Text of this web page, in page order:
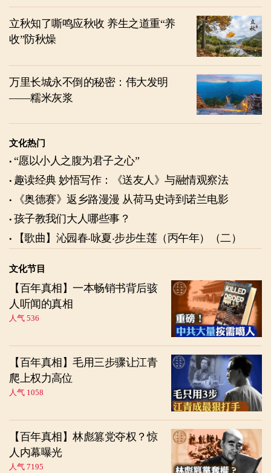
立秋知了嘶鸣应秋收 养生之道重“养
收”防秋燥
万里长城永不倒的秘密：伟大发明
——糯米灰浆
文化热门
“愿以小人之腹为君子之心”
趣读经典 妙悟写作：《送友人》与融情观察法
《奥德赛》返乡路漫漫 从荷马史诗到诺兰电影
孩子教我们大人哪些事？
【歌曲】沁园春‧咏夏‧步步生莲（丙午年）（二）
文化节目
【百年真相】一本畅销书背后骇
人听闻的真相
人气 536
【百年真相】毛用三步骤让江青
爬上权力高位
人气 1058
【百年真相】林彪篡党夺权？惊
人内幕曝光
人气 7195